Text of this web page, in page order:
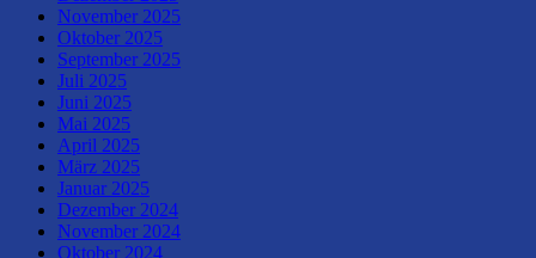
November 2025
Oktober 2025
September 2025
Juli 2025
Juni 2025
Mai 2025
April 2025
März 2025
Januar 2025
Dezember 2024
November 2024
Oktober 2024